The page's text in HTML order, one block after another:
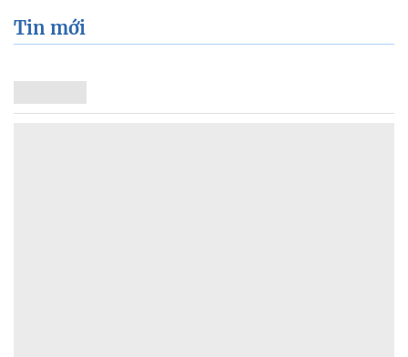
Tin mới